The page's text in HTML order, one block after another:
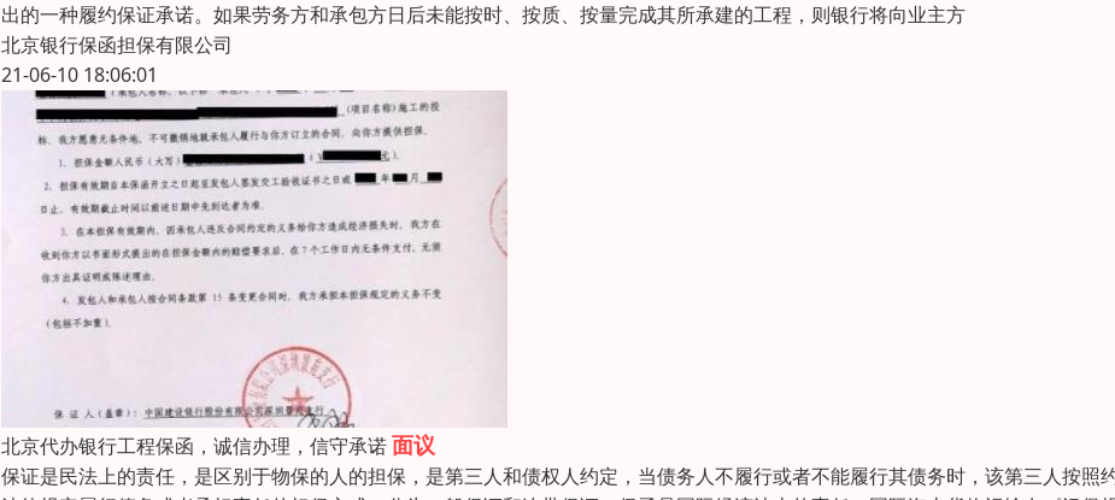
出的一种履约保证承诺。如果劳务方和承包方日后未能按时、按质、按量完成其所承建的工程，则银行将向业主方
北京银行保函担保有限公司
21-06-10 18:06:01
北京代办银行工程保函，诚信办理，信守承诺面议
保证是民法上的责任，是区别于物保的人的担保，是第三人和债权人约定，当债务人不履行或者不能履行其债务时，该第三人按照